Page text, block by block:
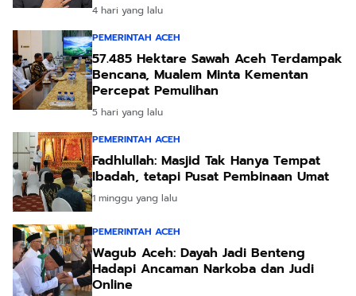
4 hari yang lalu
PEMERINTAH ACEH
57.485 Hektare Sawah Aceh Terdampak
Bencana, Mualem Minta Kementan
Percepat Pemulihan
5 hari yang lalu
PEMERINTAH ACEH
Fadhlullah: Masjid Tak Hanya Tempat
Ibadah, tetapi Pusat Pembinaan Umat
1 minggu yang lalu
PEMERINTAH ACEH
Wagub Aceh: Dayah Jadi Benteng
Hadapi Ancaman Narkoba dan Judi
Online